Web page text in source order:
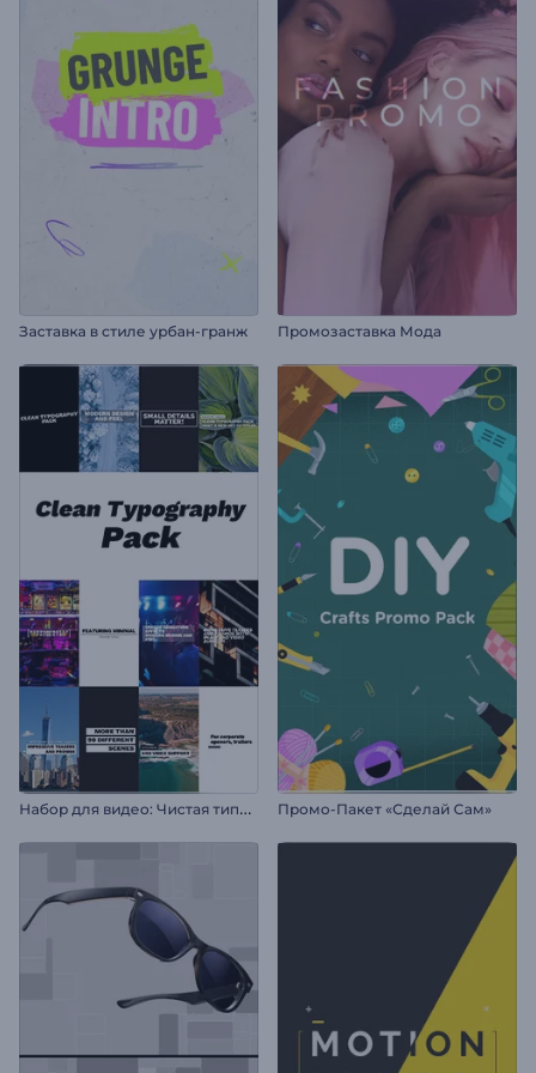
Заставка в стиле урбан-гранж Промозаставка Мода
Н
абор для видео: Чистая типографика Промо-Пакет «Сделай Сам»